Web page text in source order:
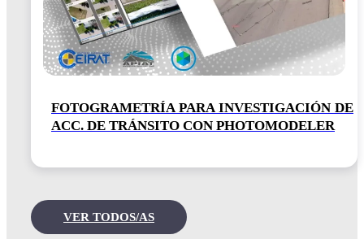
FOTOGRAMETRÍA PARA INVESTIGACIÓN DE
ACC. DE TRÁNSITO CON PHOTOMODELER
VER TODOS/AS